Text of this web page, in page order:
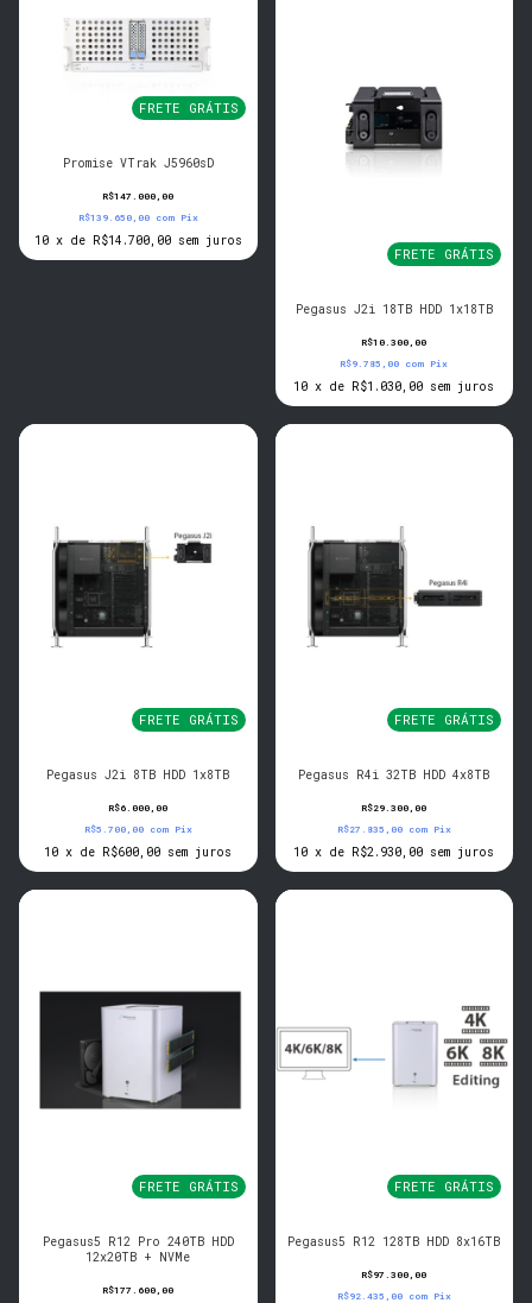
FRETE GRÁTIS
Promise VTrak J5960sD
R$147.000,00
R$139.650,00 com Pix
10 x de R$14.700,00 sem juros
FRETE GRÁTIS
Pegasus J2i 18TB HDD 1x18TB
R$10.300,00
R$9.785,00 com Pix
10 x de R$1.030,00 sem juros
FRETE GRÁTIS
Pegasus J2i 8TB HDD 1x8TB
R$6.000,00
R$5.700,00 com Pix
10 x de R$600,00 sem juros
FRETE GRÁTIS
Pegasus R4i 32TB HDD 4x8TB
R$29.300,00
R$27.835,00 com Pix
10 x de R$2.930,00 sem juros
FRETE GRÁTIS
Pegasus5 R12 Pro 240TB HDD
12x20TB + NVMe
R$177.600,00
FRETE GRÁTIS
Pegasus5 R12 128TB HDD 8x16TB
R$97.300,00
R$92.435,00 com Pix